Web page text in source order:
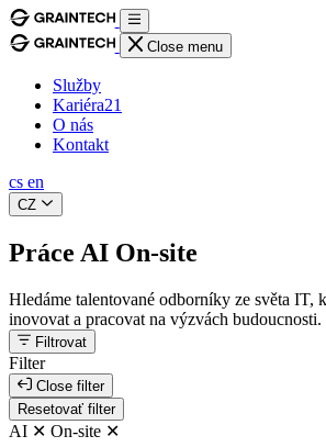
Close menu
Služby
Kariéra21
O nás
Kontakt
cs en
CZ
Práce AI On-site
Hledáme talentované odborníky ze světa IT,
inovovat a pracovat na výzvách budoucnosti.
Filtrovat
Filter
Close filter
Resetovať filter
AI ✕ On-site ✕